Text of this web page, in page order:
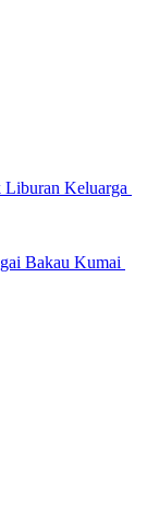
Keluarga
Bakau Kumai